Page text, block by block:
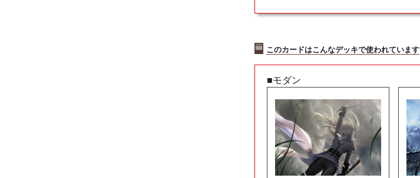
このカードはこんなデッキで使われています
■モダン